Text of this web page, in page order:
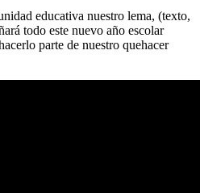
educativa nuestro lema, (texto,
todo este nuevo año escolar
parte de nuestro quehacer